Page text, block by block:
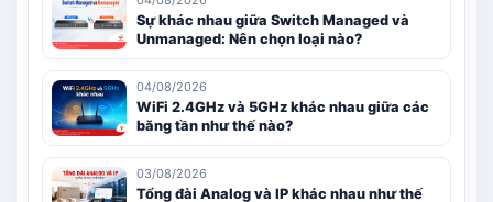
Sự khác nhau giữa Switch Managed và
Unmanaged: Nên chọn loại nào?
04/08/2026
WiFi 2.4GHz và 5GHz khác nhau giữa các
băng tần như thế nào?
03/08/2026
Tổng đài Analog và IP khác nhau như thế